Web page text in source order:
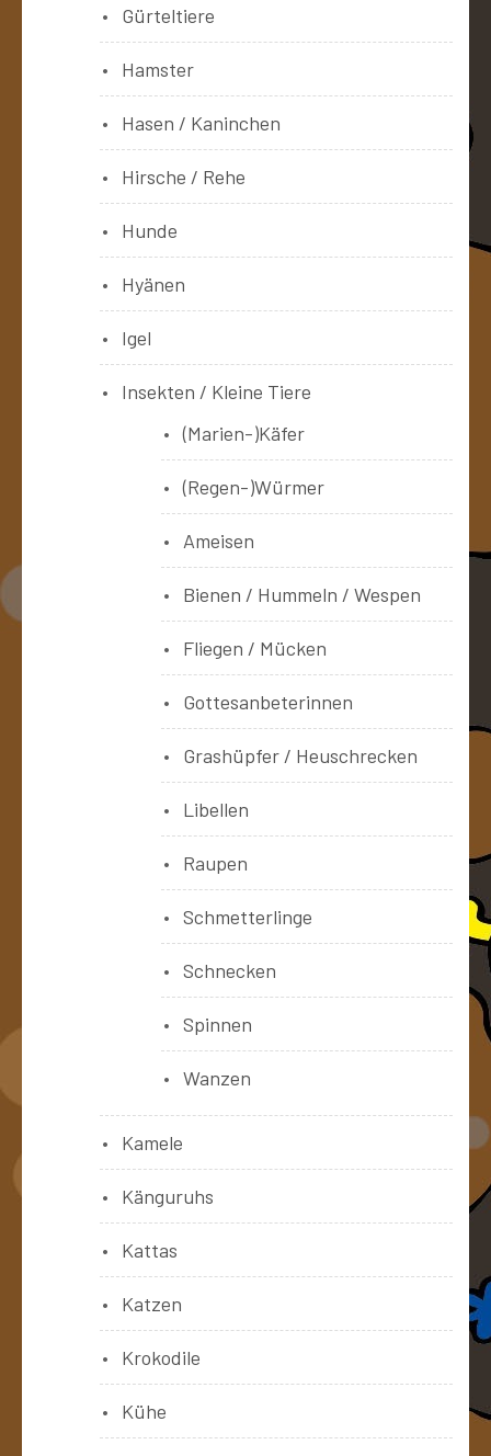
Gürteltiere
Hamster
Hasen / Kaninchen
Hirsche / Rehe
Hunde
Hyänen
Igel
Insekten / Kleine Tiere
(Marien-)Käfer
(Regen-)Würmer
Ameisen
Bienen / Hummeln / Wespen
Fliegen / Mücken
Gottesanbeterinnen
Grashüpfer / Heuschrecken
Libellen
Raupen
Schmetterlinge
Schnecken
Spinnen
Wanzen
Kamele
Känguruhs
Kattas
Katzen
Krokodile
Kühe